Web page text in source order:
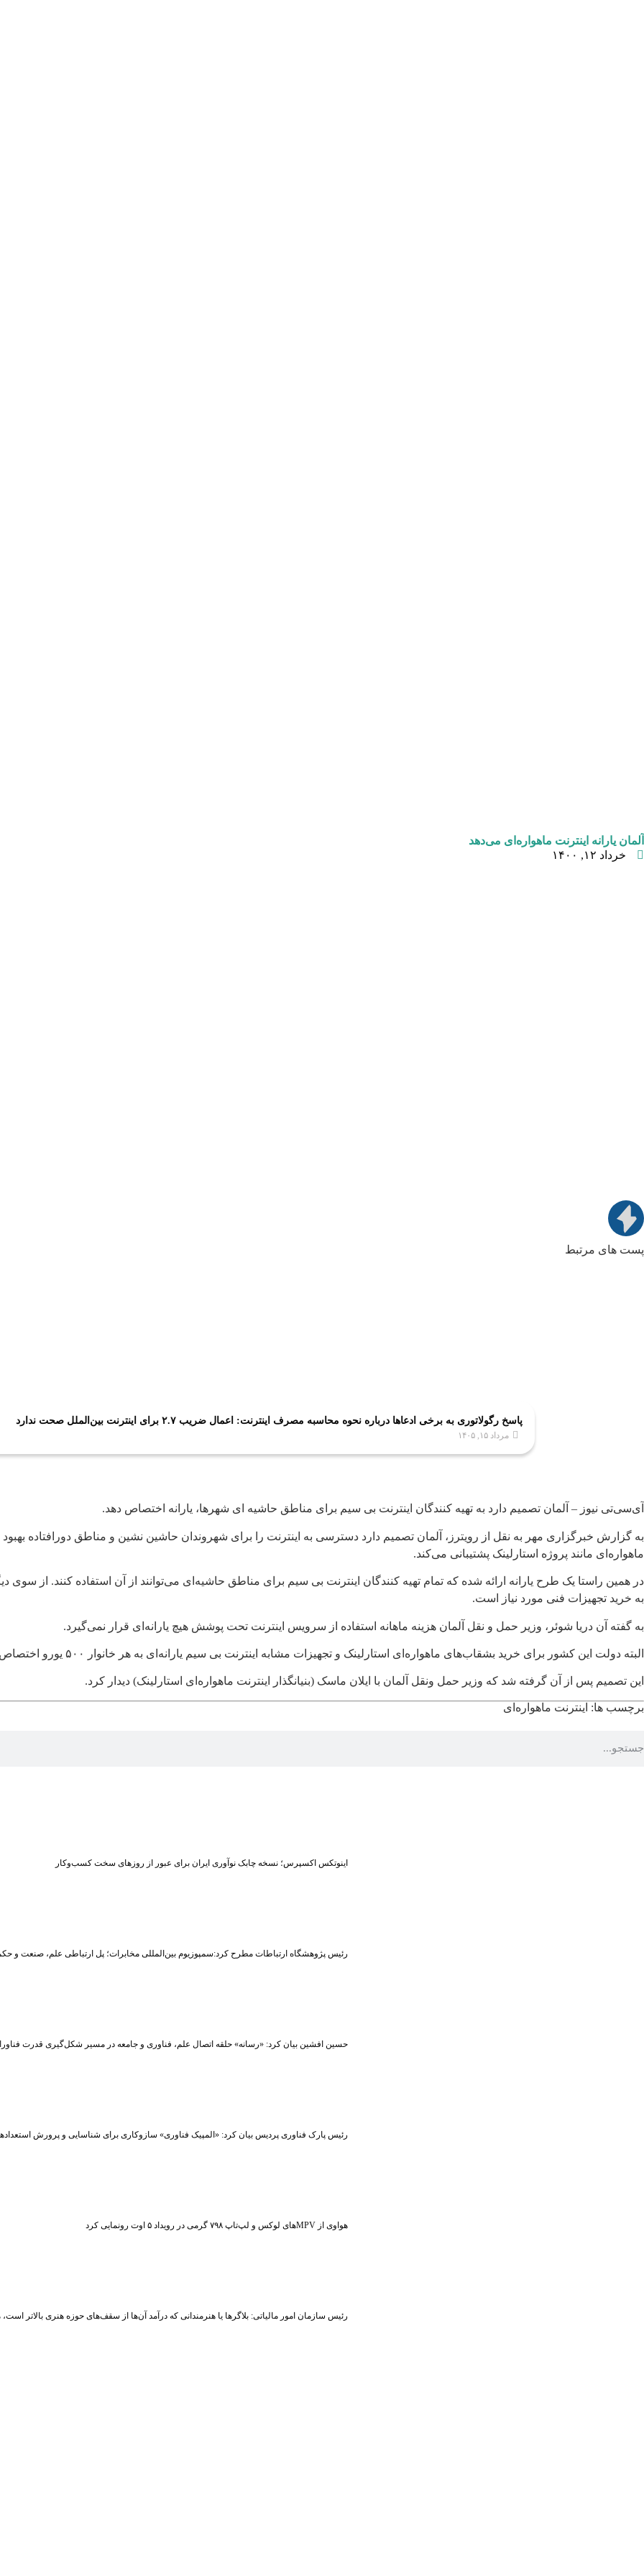
آلمان یارانه اینترنت ماهواره‌ای می‌دهد
خرداد ۱۲, ۱۴۰۰
پست های مرتبط
پاسخ رگولاتوری به برخی ادعاها درباره نحوه محاسبه مصرف اینترنت: اعمال ضریب ۲.۷ برای اینترنت بین‌الملل صحت ندارد
مرداد ۱۵, ۱۴۰۵
آی‌سی‌تی نیوز – آلمان تصمیم دارد به تهیه کنندگان اینترنت بی سیم برای مناطق حاشیه ای شهرها، یارانه اختصاص دهد.
به گزارش خبرگزاری مهر به نقل از رویترز، آلمان تصمیم دارد دسترسی به اینترنت را برای شهروندان حاشین نشین و مناطق دورافتاده
ماهواره‌ای مانند پروژه استارلینک پشتیبانی می‌کند.
در همین راستا یک طرح یارانه ارائه شده که تمام تهیه کنندگان اینترنت بی سیم برای مناطق حاشیه‌ای می‌توانند از آن استفاده کنند. از
به خرید تجهیزات فنی مورد نیاز است.
به گفته آن دریا شوئر، وزیر حمل و نقل آلمان هزینه ماهانه استفاده از سرویس اینترنت تحت پوشش هیچ یارانه‌ای قرار نمی‌گیرد.
البته دولت این کشور برای خرید بشقاب‌های ماهواره‌ای استارلینک و تجهیزات مشابه اینترنت بی سیم یارانه‌ای به هر خانوار ۵۰۰ یورو اختصاص می‌دهد.
این تصمیم پس از آن گرفته شد که وزیر حمل ونقل آلمان با ایلان ماسک (بنیانگذار اینترنت ماهواره‌ای استارلینک) دیدار کرد.
برچسب ها: اینترنت ماهواره‌ای
اینوتکس اکسپرس؛ نسخه چابک نوآوری ایران برای عبور از روزهای سخت کسب‌وکار
رئیس پژوهشگاه ارتباطات مطرح کرد:سمپوزیوم بین‌المللی مخابرات؛ پل ارتباطی علم، صنعت و
حسین افشین بیان کرد: «رسانه» حلقه اتصال علم، فناوری و جامعه در مسیر شکل‌گیری قدرت
رئیس پارک فناوری پردیس بیان کرد: «المپیک فناوری» سازوکاری برای شناسایی و پرورش
هواوی از MPVهای لوکس و لپ‌تاپ ۷۹۸ گرمی در رویداد ۵ اوت رونمایی کرد
رئیس سازمان امور مالیاتی: بلاگر‌ها یا هنرمندانی که درآمد آن‌ها از سقف‌های حوزه هنری بالاتر